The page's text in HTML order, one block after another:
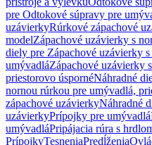
pre Odtokové súpravy pre
uzávierkyRúrkové zápachové
modelZápachové uzávierky s
diely pre Zápachové uzávierky
umývadláZápachové uzávierky
priestorovo úspornéNáhradné
nornou rúrkou pre umývadlá,
zápachové uzávierkyNáhradné
uzávierkyPrípojky pre umývadlá
umývadláPripájacia rúra s
PrípojkyTesneniaPredĺženia